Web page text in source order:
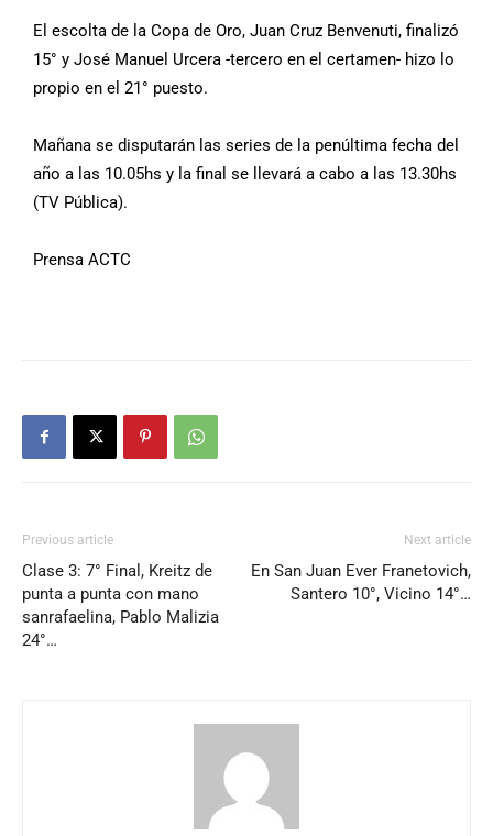
El escolta de la Copa de Oro, Juan Cruz Benvenuti, finalizó
15° y José Manuel Urcera -tercero en el certamen- hizo lo
propio en el 21° puesto.
Mañana se disputarán las series de la penúltima fecha del
año a las 10.05hs y la final se llevará a cabo a las 13.30hs
(TV Pública).
Prensa ACTC
Previous article
Clase 3: 7° Final, Kreitz de
punta a punta con mano
sanrafaelina, Pablo Malizia
24°…
Next article
En San Juan Ever Franetovich,
Santero 10°, Vicino 14°…